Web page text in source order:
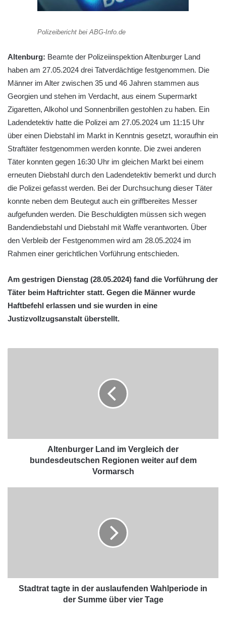
Polizeibericht bei ABG-Info.de
Altenburg: Beamte der Polizeiinspektion Altenburger Land
haben am 27.05.2024 drei Tatverdächtige festgenommen. Die
Männer im Alter zwischen 35 und 46 Jahren stammen aus
Georgien und stehen im Verdacht, aus einem Supermarkt
Zigaretten, Alkohol und Sonnenbrillen gestohlen zu haben. Ein
Ladendetektiv hatte die Polizei am 27.05.2024 um 11:15 Uhr
über einen Diebstahl im Markt in Kenntnis gesetzt, woraufhin ein
Straftäter festgenommen werden konnte. Die zwei anderen
Täter konnten gegen 16:30 Uhr im gleichen Markt bei einem
erneuten Diebstahl durch den Ladendetektiv bemerkt und durch
die Polizei gefasst werden. Bei der Durchsuchung dieser Täter
konnte neben dem Beutegut auch ein griffbereites Messer
aufgefunden werden. Die Beschuldigten müssen sich wegen
Bandendiebstahl und Diebstahl mit Waffe verantworten. Über
den Verbleib der Festgenommen wird am 28.05.2024 im
Rahmen einer gerichtlichen Vorführung entschieden.
Am gestrigen Dienstag (28.05.2024) fand die Vorführung der
Täter beim Haftrichter statt. Gegen die Männer wurde
Haftbefehl erlassen und sie wurden in eine
Justizvollzugsanstalt überstellt.
Altenburger Land im Vergleich der
bundesdeutschen Regionen weiter auf dem
Vormarsch
Stadtrat tagte in der auslaufenden Wahlperiode in
der Summe über vier Tage